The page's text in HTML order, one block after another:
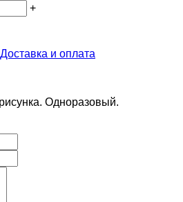
+
Доставка и оплата
Одноразовый.